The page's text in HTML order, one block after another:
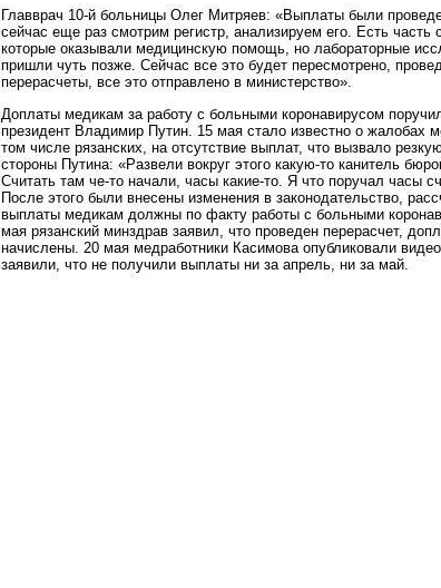
Главврач 10-й больницы Олег Митряев: «Выплаты были
сейчас еще раз смотрим регистр, анализируем его. Есть часть
которые оказывали медицинскую помощь, но лабораторные
пришли чуть позже. Сейчас все это будет пересмотрено,
перерасчеты, все это отправлено в министерство».
Доплаты медикам за работу с больными коронавирусом
президент Владимир Путин. 15 мая стало известно о жалобах
том числе рязанских, на отсутствие выплат, что вызвало
стороны Путина: «Развели вокруг этого какую-то канитель
Считать там че-то начали, часы какие-то. Я что поручал часы
После этого были внесены изменения в законодательство,
выплаты медикам должны по факту работы с больными
мая рязанский минздрав заявил, что проведен перерасчет,
начислены. 20 мая медработники Касимова опубликовали
заявили, что не получили выплаты ни за апрель, ни за май.